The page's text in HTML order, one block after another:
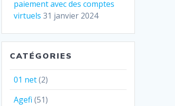
paiement avec des comptes
virtuels 31 janvier 2024
CATÉGORIES
01 net(2)
Agefi (51)